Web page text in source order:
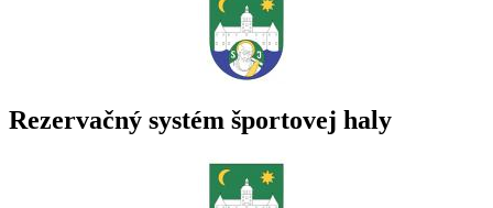
Rezervačný systém športovej haly